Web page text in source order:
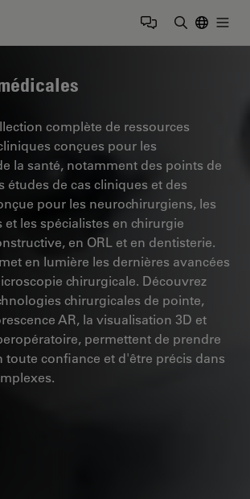
Logo
complète de ressources
conçues pour les
la santé, notamment des points de
études de cas cliniques et des
pour les neurochirurgiens, les
les spécialistes en chirurgie
en ORL et en dentisterie.
en lumière les dernières avancées
chirurgicale. Découvrez
chirurgicales de pointe,
AR, la visualisation 3D et
permettent de prendre
toute confiance et d'être précis dans